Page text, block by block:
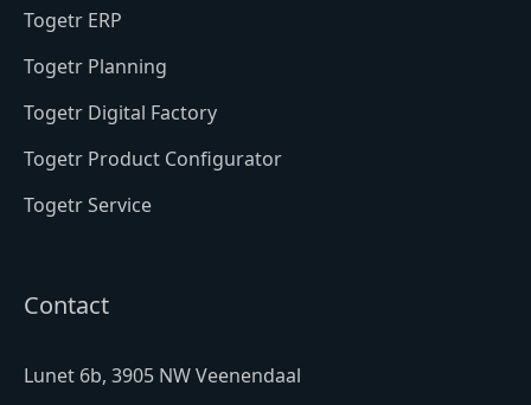
Togetr ERP
Togetr Planning
Togetr Digital Factory
Togetr Product Configurator
Togetr Service
Contact
Lunet 6b, 3905 NW Veenendaal